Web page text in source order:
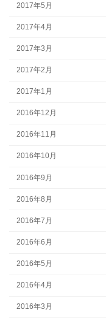
2017年5月
2017年4月
2017年3月
2017年2月
2017年1月
2016年12月
2016年11月
2016年10月
2016年9月
2016年8月
2016年7月
2016年6月
2016年5月
2016年4月
2016年3月